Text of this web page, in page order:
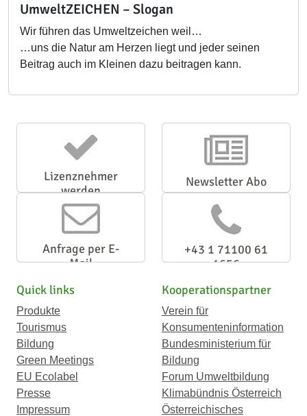
UmweltZEICHEN – Slogan
Wir führen das Umweltzeichen weil…
…uns die Natur am Herzen liegt und jeder seinen
Beitrag auch im Kleinen dazu beitragen kann.
Lizenznehmer
werden
Newsletter Abo
Anfrage per E-
Mail
+43 1 71100 61
1656
Quick links
Produkte
Tourismus
Bildung
Green Meetings
EU Ecolabel
Presse
Impressum
Kooperationspartner
Verein für
Konsumenteninformation
Bundesministerium für
Bildung
Forum Umweltbildung
Klimabündnis Österreich
Österreichisches